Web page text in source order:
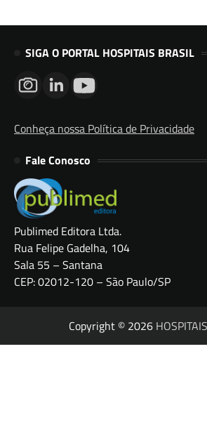
SIGA O PORTAL HOSPITAIS BRASIL
Conheça nossa Política de Privacidade
Fale Conosco
Publimed Editora Ltda.
Rua Felipe Gadelha, 104
Sala 55 – Santana
CEP: 02012-120 – São Paulo/SP
Copyright © 2026